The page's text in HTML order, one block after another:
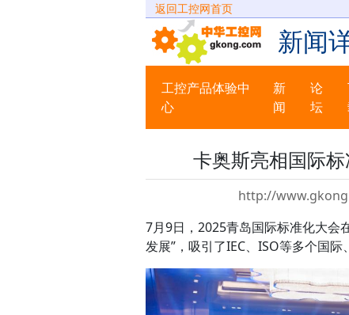
返回工控网首页
新闻
工控产品体验中
心
新
闻
论
坛
卡奥斯亮相国际
http://
7月9日，2025青岛国际标准化大会
发展”，吸引了IEC、ISO等多个国际